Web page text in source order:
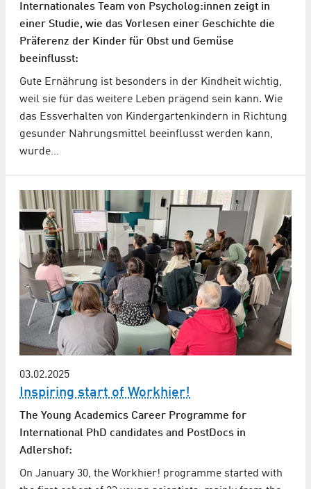
Internationales Team von Psycholog:innen zeigt in
einer Studie, wie das Vorlesen einer Geschichte die
Präferenz der Kinder für Obst und Gemüse
beeinflusst:
Gute Ernährung ist besonders in der Kindheit wichtig,
weil sie für das weitere Leben prägend sein kann. Wie
das Essverhalten von Kindergartenkindern in Richtung
gesunder Nahrungsmittel beeinflusst werden kann,
wurde…
03.02.2025
Inspiring start of Workhier!
The Young Academics Career Programme for
International PhD candidates and PostDocs in
Adlershof:
On January 30, the Workhier! programme started with